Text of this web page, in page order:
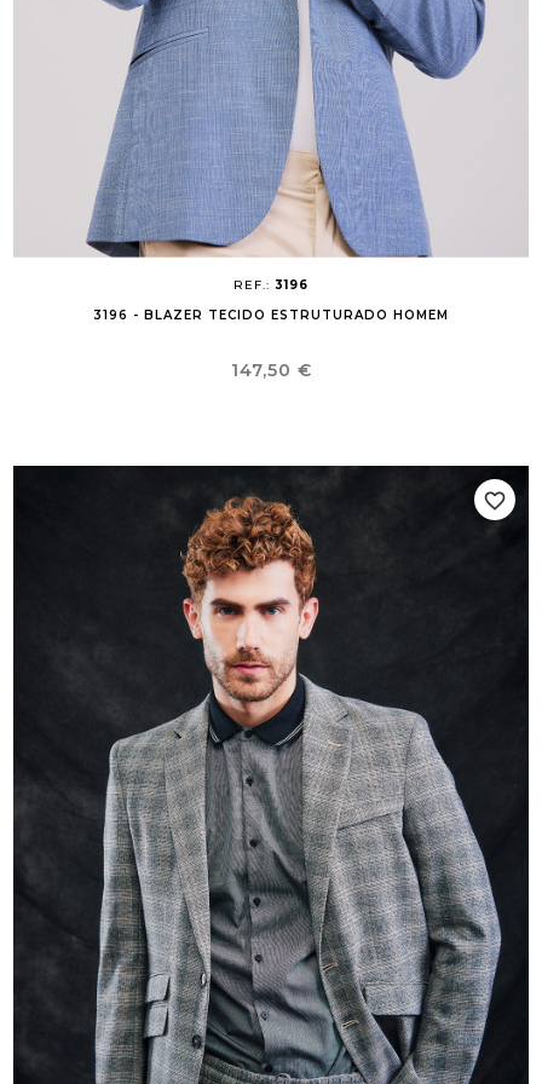
REF.: 3196
3196 - BLAZER TECIDO ESTRUTURADO HOMEM
Preço
147,50 €
favorite_border